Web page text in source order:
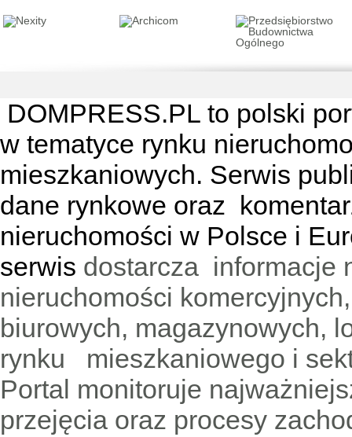
DOMPRESS.PL to polski
w tematyce rynku
mieszkaniowych. Serwis
dane rynkowe oraz
nieruchomości w Polsce i
serwis dostarcza informacje
nieruchomości
biurowych, magazynowych,
rynku mieszkaniowego i
Portal monitoruje
przejęcia oraz procesy